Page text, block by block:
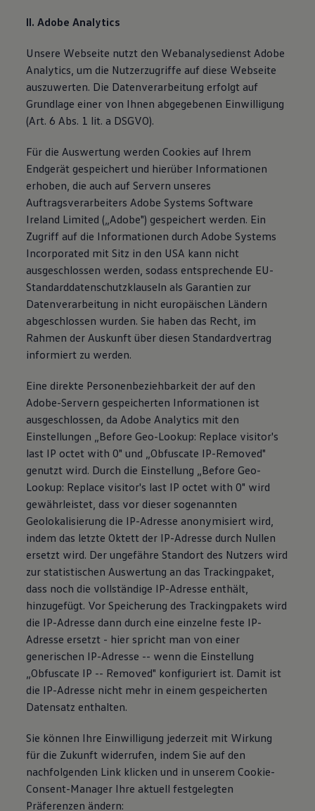
II. Adobe Analytics
Unsere Webseite nutzt den Webanalysedienst Adobe
Analytics, um die Nutzerzugriffe auf diese Webseite
auszuwerten. Die Datenverarbeitung erfolgt auf
Grundlage einer von Ihnen abgegebenen Einwilligung
(Art. 6 Abs. 1 lit. a DSGVO).
Für die Auswertung werden Cookies auf Ihrem
Endgerät gespeichert und hierüber Informationen
erhoben, die auch auf Servern unseres
Auftragsverarbeiters Adobe Systems Software
Ireland Limited („Adobe") gespeichert werden. Ein
Zugriff auf die Informationen durch Adobe Systems
Incorporated mit Sitz in den USA kann nicht
ausgeschlossen werden, sodass entsprechende EU-
Standarddatenschutzklauseln als Garantien zur
Datenverarbeitung in nicht europäischen Ländern
abgeschlossen wurden. Sie haben das Recht, im
Rahmen der Auskunft über diesen Standardvertrag
informiert zu werden.
Eine direkte Personenbeziehbarkeit der auf den
Adobe-Servern gespeicherten Informationen ist
ausgeschlossen, da Adobe Analytics mit den
Einstellungen „Before Geo-Lookup: Replace visitor's
last IP octet with 0" und „Obfuscate IP-Removed"
genutzt wird. Durch die Einstellung „Before Geo-
Lookup: Replace visitor's last IP octet with 0" wird
gewährleistet, dass vor dieser sogenannten
Geolokalisierung die IP-Adresse anonymisiert wird,
indem das letzte Oktett der IP-Adresse durch Nullen
ersetzt wird. Der ungefähre Standort des Nutzers wird
zur statistischen Auswertung an das Trackingpaket,
dass noch die vollständige IP-Adresse enthält,
hinzugefügt. Vor Speicherung des Trackingpakets wird
die IP-Adresse dann durch eine einzelne feste IP-
Adresse ersetzt - hier spricht man von einer
generischen IP-Adresse -- wenn die Einstellung
„Obfuscate IP -- Removed" konfiguriert ist. Damit ist
die IP-Adresse nicht mehr in einem gespeicherten
Datensatz enthalten.
Sie können Ihre Einwilligung jederzeit mit Wirkung
für die Zukunft widerrufen, indem Sie auf den
nachfolgenden Link klicken und in unserem Cookie-
Consent-Manager Ihre aktuell festgelegten
Präferenzen ändern: